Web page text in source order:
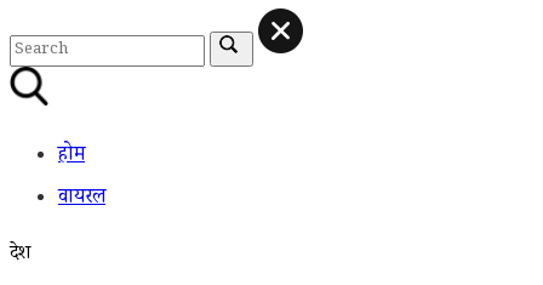
होम
वायरल
देश